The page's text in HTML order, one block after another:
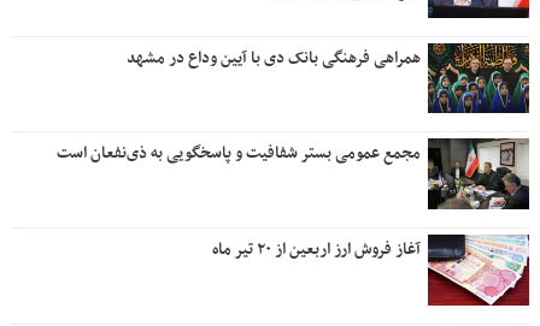
همراهی فرهنگی بانک دی با آیین وداع در مشهد
مجمع عمومی بستر شفافیت و پاسخگویی به ذی‌نفعان است
آغاز فروش ارز اربعین از ۲۰ تیر ماه